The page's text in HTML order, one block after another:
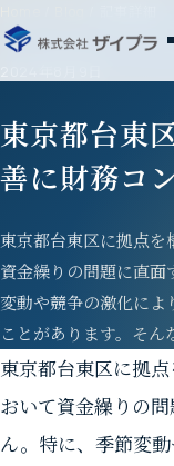
東京都台東
善に財務コ
東京都台東区に拠点
資金繰りの問題に直
変動や競争の激化によ
ことがあります。そ
東京都台東区に拠
おいて資金繰りの
ん。特に、季節変